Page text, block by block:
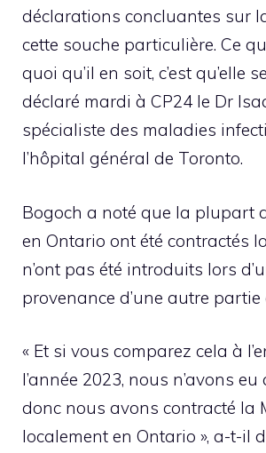
déclarations concluantes sur
cette souche particulière. Ce
quoi qu’il en soit, c’est qu’elle
déclaré mardi à CP24 le Dr
spécialiste des maladies
l’hôpital général de Toronto.
Bogoch a noté que la plupart
en Ontario ont été contractés
n’ont pas été introduits lors
provenance d’une autre partie
« Et si vous comparez cela à
l’année 2023, nous n’avons eu
donc nous avons contracté la
localement en Ontario », a-t-il